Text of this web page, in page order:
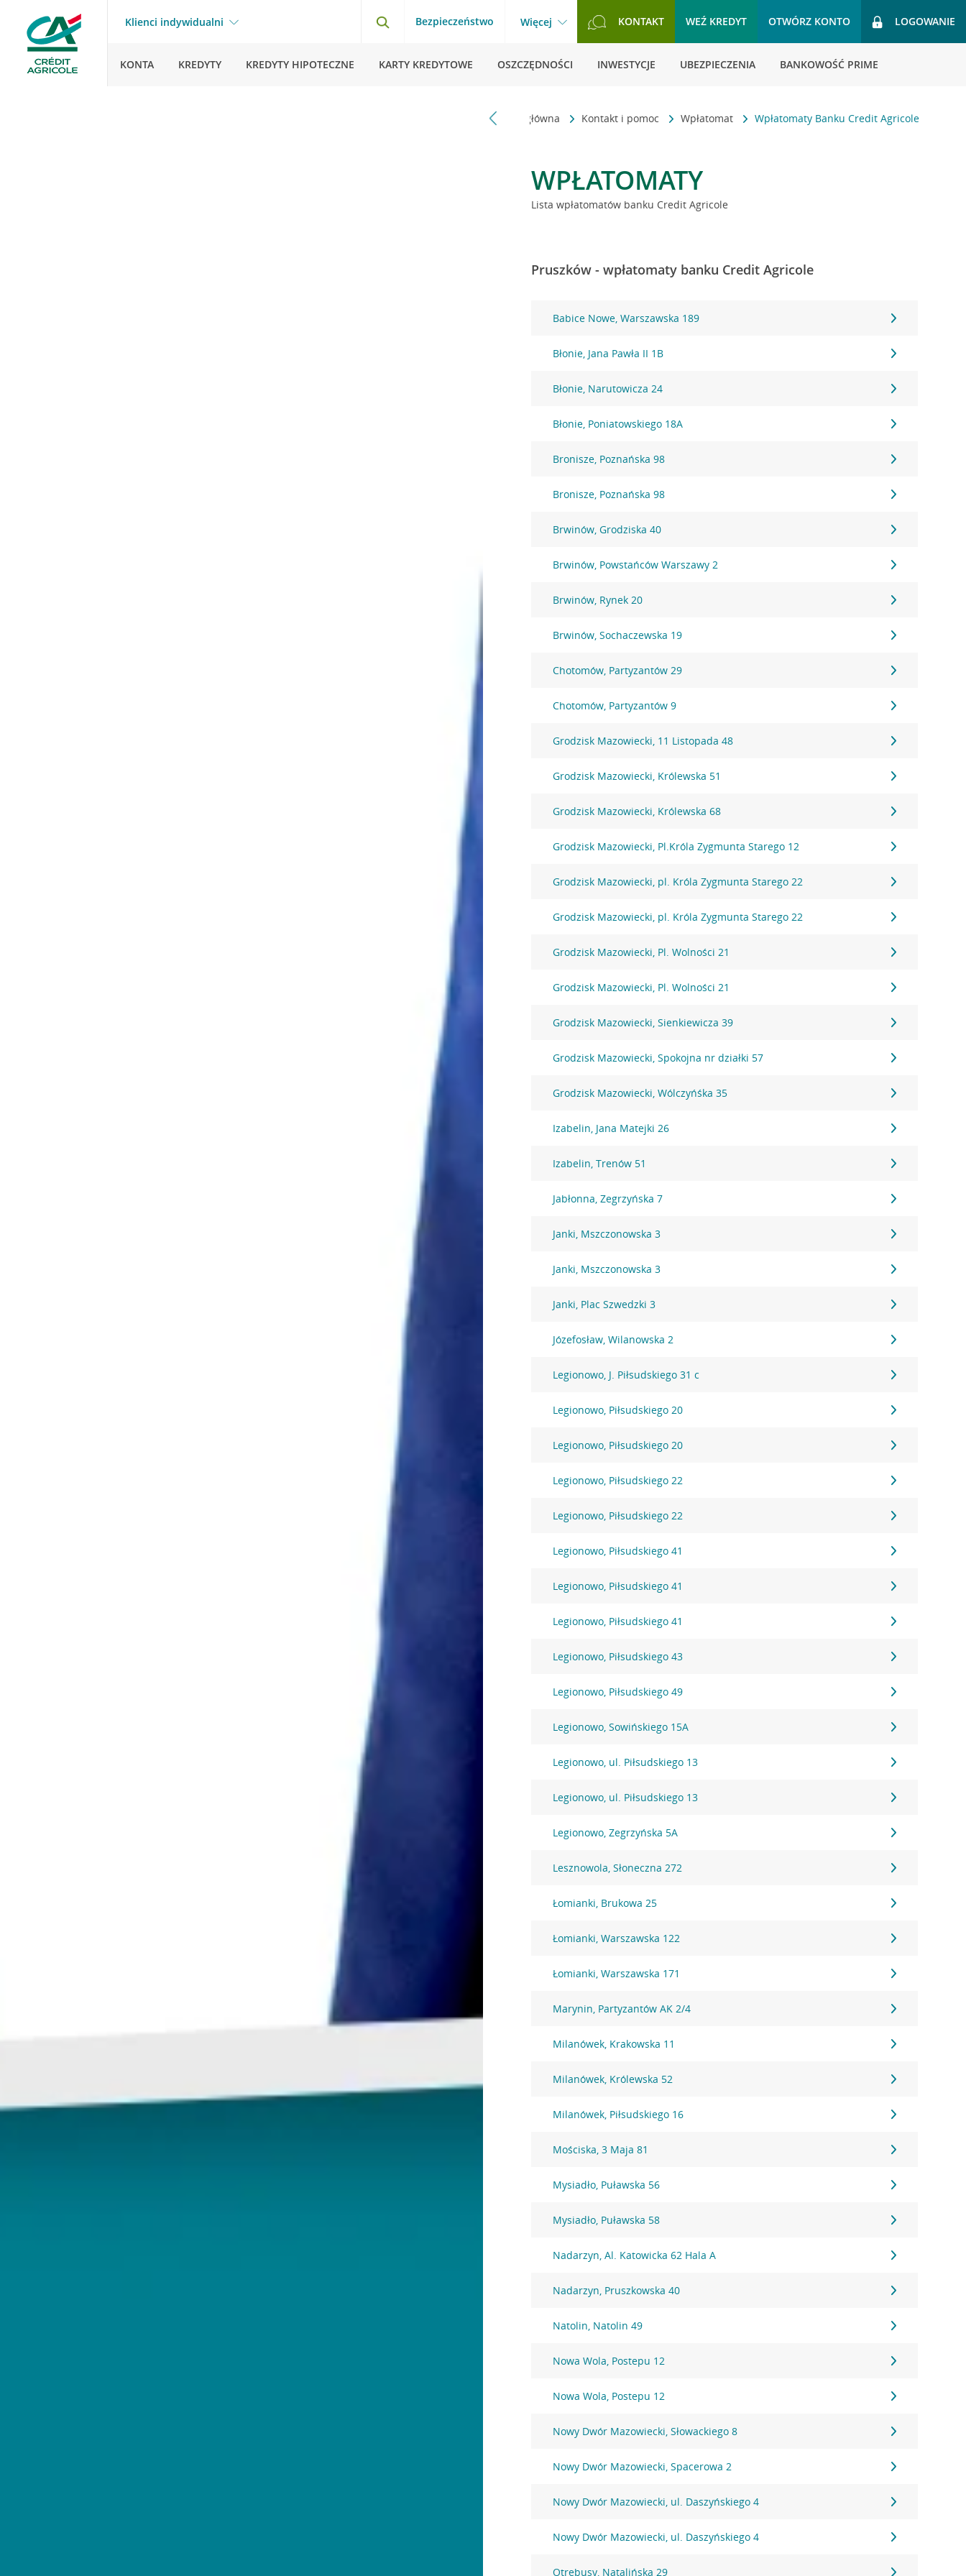
Klienci indywidualni Bezpieczeństwo Więcej KONTAKT WEŹ KREDYT OTWÓRZ KONTO LOGOWANIE
KONTA KREDYTY KREDYTY HIPOTECZNE KARTY KREDYTOWE OSZCZĘDNOŚCI INWESTYCJE UBEZPIECZENIA BANKOWOŚĆ PRIME
Strona główna Kontakt i pomoc Wpłatomat Wpłatomaty Banku Credit Agricole
WPŁATOMATY
Lista wpłatomatów banku Credit Agricole
Pruszków - wpłatomaty banku Credit Agricole
Babice Nowe, Warszawska 189
Błonie, Jana Pawła II 1B
Błonie, Narutowicza 24
Błonie, Poniatowskiego 18A
Bronisze, Poznańska 98
Bronisze, Poznańska 98
Brwinów, Grodziska 40
Brwinów, Powstańców Warszawy 2
Brwinów, Rynek 20
Brwinów, Sochaczewska 19
Chotomów, Partyzantów 29
Chotomów, Partyzantów 9
Grodzisk Mazowiecki, 11 Listopada 48
Grodzisk Mazowiecki, Królewska 51
Grodzisk Mazowiecki, Królewska 68
Grodzisk Mazowiecki, Pl.Króla Zygmunta Starego 12
Grodzisk Mazowiecki, pl. Króla Zygmunta Starego 22
Grodzisk Mazowiecki, pl. Króla Zygmunta Starego 22
Grodzisk Mazowiecki, Pl. Wolności 21
Grodzisk Mazowiecki, Pl. Wolności 21
Grodzisk Mazowiecki, Sienkiewicza 39
Grodzisk Mazowiecki, Spokojna nr działki 57
Grodzisk Mazowiecki, Wólczyńśka 35
Izabelin, Jana Matejki 26
Izabelin, Trenów 51
Jabłonna, Zegrzyńska 7
Janki, Mszczonowska 3
Janki, Mszczonowska 3
Janki, Plac Szwedzki 3
Józefosław, Wilanowska 2
Legionowo, J. Piłsudskiego 31 c
Legionowo, Piłsudskiego 20
Legionowo, Piłsudskiego 20
Legionowo, Piłsudskiego 22
Legionowo, Piłsudskiego 22
Legionowo, Piłsudskiego 41
Legionowo, Piłsudskiego 41
Legionowo, Piłsudskiego 41
Legionowo, Piłsudskiego 43
Legionowo, Piłsudskiego 49
Legionowo, Sowińskiego 15A
Legionowo, ul. Piłsudskiego 13
Legionowo, ul. Piłsudskiego 13
Legionowo, Zegrzyńska 5A
Lesznowola, Słoneczna 272
Łomianki, Brukowa 25
Łomianki, Warszawska 122
Łomianki, Warszawska 171
Marynin, Partyzantów AK 2/4
Milanówek, Krakowska 11
Milanówek, Królewska 52
Milanówek, Piłsudskiego 16
Mościska, 3 Maja 81
Mysiadło, Puławska 56
Mysiadło, Puławska 58
Nadarzyn, Al. Katowicka 62 Hala A
Nadarzyn, Pruszkowska 40
Natolin, Natolin 49
Nowa Wola, Postepu 12
Nowa Wola, Postepu 12
Nowy Dwór Mazowiecki, Słowackiego 8
Nowy Dwór Mazowiecki, Spacerowa 2
Nowy Dwór Mazowiecki, ul. Daszyńskiego 4
Nowy Dwór Mazowiecki, ul. Daszyńskiego 4
Otrębusy, Natalińska 29